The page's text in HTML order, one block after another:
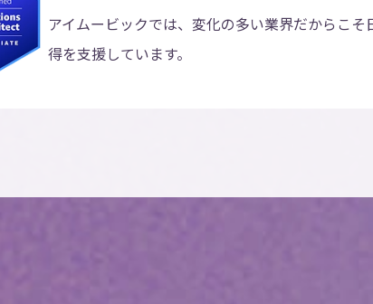
アイムービックでは、変化の多い業界だからこ
得を支援しています。